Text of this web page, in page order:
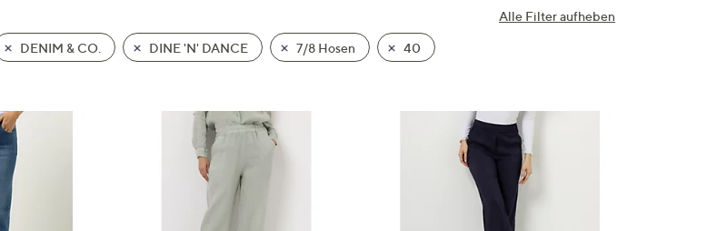
Alle Filter aufheben
DENIM & CO. DINE 'N' DANCE 7/8 Hosen 40